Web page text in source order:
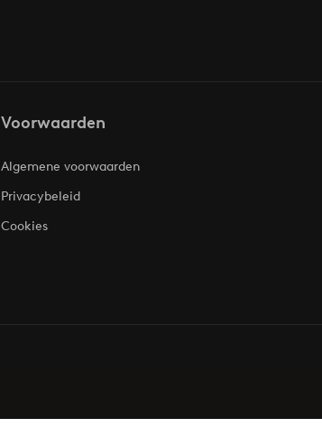
Voorwaarden
Algemene voorwaarden
Privacybeleid
Cookies